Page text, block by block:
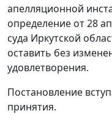
апелляционной
определение от 28
суда Иркутской
оставить без
удовлетворения.
Постановление
принятия.